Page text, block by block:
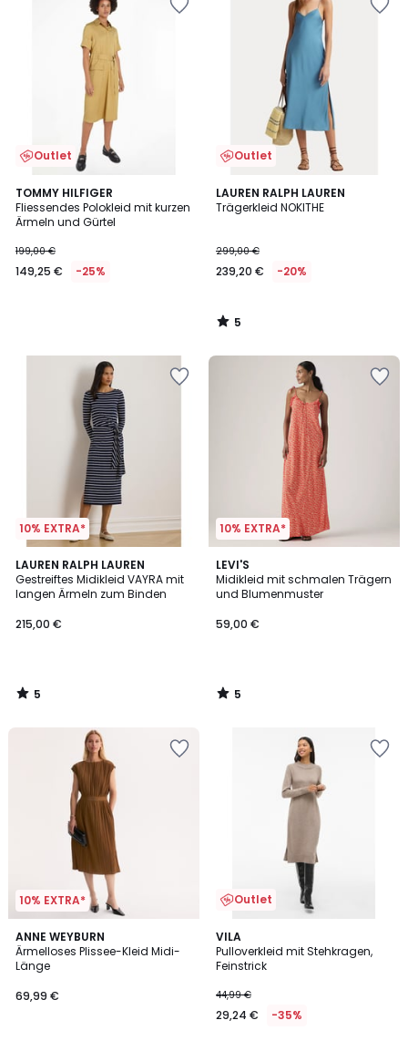
Outlet
TOMMY HILFIGER
Fliessendes Polokleid mit kurzen
Ärmeln und Gürtel
199,00 €
149,25 € -25%
Outlet
LAUREN RALPH LAUREN
Trägerkleid NOKITHE
299,00 €
239,20 € -20%
5
/
5
/
10% EXTRA*
LAUREN RALPH LAUREN
Gestreiftes Midikleid VAYRA mit
langen Ärmeln zum Binden
215,00 €
5
/
5
5
/
10% EXTRA*
LEVI'S
Midikleid mit schmalen Trägern
und Blumenmuster
59,00 €
5
/
5
5
/
10% EXTRA*
ANNE WEYBURN
Ärmelloses Plissee-Kleid Midi-
Länge
69,99 €
Outlet
VILA
Pulloverkleid mit Stehkragen,
Feinstrick
44,99 €
29,24 € -35%
4,8
/ 5